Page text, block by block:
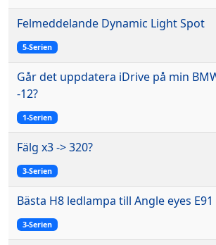
Felmeddelande Dynamic Light Spot
5-Serien
Går det uppdatera iDrive på min
-12?
1-Serien
Fälg x3 -> 320?
3-Serien
Bästa H8 ledlampa till Angle eyes E91
3-Serien